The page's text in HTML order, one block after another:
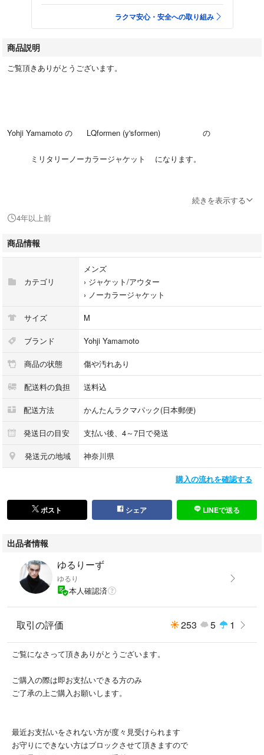
ラクマ安心・安全への取り組み
商品説明
ご覧頂きありがとうございます。
Yohji Yamamoto の LQformen (y'sformen) の
ミリタリーノーカラージャケット になります。
サイズ
着丈
70cm
身幅
50cm
続きを表示する
4年以上前
商品情報
カテゴリ
メンズ
› ジャケット/アウター
› ノーカラージャケット
サイズ M
ブランド Yohji Yamamoto
商品の状態 傷や汚れあり
配送料の負担 送料込
配送方法 かんたんラクマパック(日本郵便)
発送日の目安 支払い後、4～7日で発送
発送元の地域 神奈川県
購入の流れを確認する
ポスト シェア LINEで送る
出品者情報
ゆるりーず
ゆるり
本人確認済
取引の評価 253 5 1
ご覧になさって頂きありがとうございます。
ご購入の際は即お支払いできる方のみ
ご了承の上ご購入お願いします。
最近お支払いをされない方が度々見受けられます
お守りにできない方はブロックさせて頂きますので